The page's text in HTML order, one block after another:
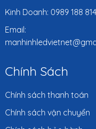
Kinh Doanh: 0989 188 814
Email:
Chính Sách
Chính sách thanh toán
Chính sách vận chuyển